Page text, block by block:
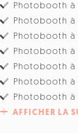
Photobooth à
Photobooth à
Photobooth à
Photobooth à
Photobooth à
Photobooth à
Photobooth à
AFFICHER LA